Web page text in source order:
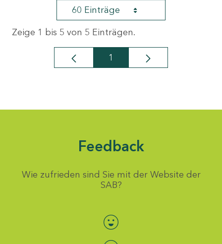
60 Einträge
Zeige 1 bis 5 von 5 Einträgen.
Seite
1
Feedback
Wie zufrieden sind Sie mit der Website der
SAB?
Bewertung auswählen